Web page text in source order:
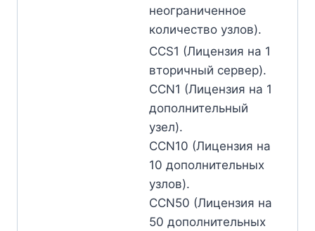
неограниченное
количество узлов).
CCS1 (Лицензия на 1
вторичный сервер).
CCN1 (Лицензия на 1
дополнительный
узел).
CCN10 (Лицензия на
10 дополнительных
узлов).
CCN50 (Лицензия на
50 дополнительных